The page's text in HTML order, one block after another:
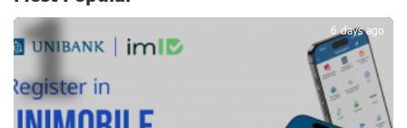
Idram&IDBank
17 days ago
CashIn Services at AraratBank ATMs: Fast, Simple, and
Secure
19 days ago
6 days ago
1